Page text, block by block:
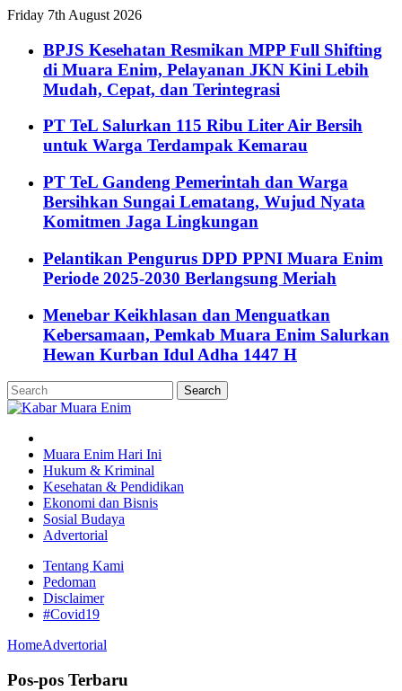
Friday 7th August 2026
BPJS Kesehatan Resmikan MPP Full Shifting
di Muara Enim, Pelayanan JKN Kini Lebih
Mudah, Cepat, dan Terintegrasi
PT TeL Salurkan 115 Ribu Liter Air Bersih
untuk Warga Terdampak Kemarau
PT TeL Gandeng Pemerintah dan Warga
Bersihkan Sungai Lematang, Wujud Nyata
Komitmen Jaga Lingkungan
Pelantikan Pengurus DPD PPNI Muara Enim
Periode 2025-2030 Berlangsung Meriah
Menebar Keikhlasan dan Menguatkan
Kebersamaan, Pemkab Muara Enim Salurkan
Hewan Kurban Idul Adha 1447 H
Muara Enim Hari Ini
Hukum & Kriminal
Kesehatan & Pendidikan
Ekonomi dan Bisnis
Sosial Budaya
Advertorial
Tentang Kami
Pedoman
Disclaimer
#Covid19
HomeAdvertorial
Pos-pos Terbaru